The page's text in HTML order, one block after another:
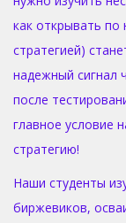
как открывать
стратегией)
надежный сигнал
после
главное условие
стратегию!
Наши студенты
биржевиков,